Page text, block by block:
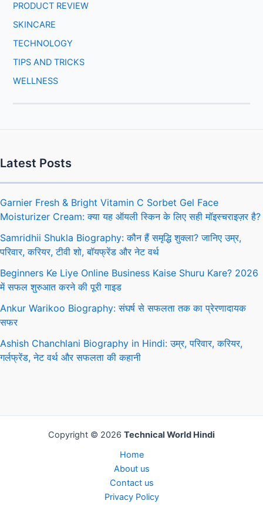
PRODUCT REVIEW
SKINCARE
TECHNOLOGY
TIPS AND TRICKS
WELLNESS
Latest Posts
Garnier Fresh & Bright Vitamin C Sorbet Gel Face
Moisturizer Cream: क्या यह ऑयली स्किन के लिए सही मॉइस्चराइज़र है?
Samridhii Shukla Biography: कौन हैं समृद्धि शुक्ला? जानिए उम्र,
परिवार, करियर, टीवी शो, बॉयफ्रेंड और नेट वर्थ
Beginners Ke Liye Online Business Kaise Shuru Kare? 2026
में सफल शुरुआत करने की पूरी गाइड
Ankur Warikoo Biography: संघर्ष से सफलता तक का प्रेरणादायक
सफर
Ashish Chanchlani Biography in Hindi: उम्र, परिवार, करियर,
गर्लफ्रेंड, नेट वर्थ और सफलता की कहानी
Copyright © 2026 Technical World Hindi
Home
About us
Contact us
Privacy Policy